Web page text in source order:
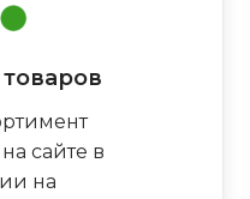
сайте в
на